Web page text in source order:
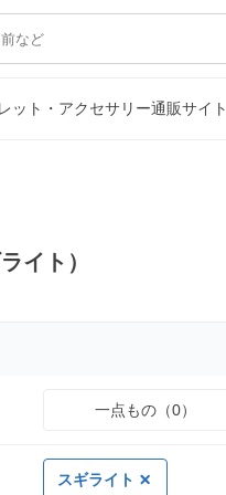
ット・アクセサリー通販サイト
イト）
一点もの（0）
スギライト